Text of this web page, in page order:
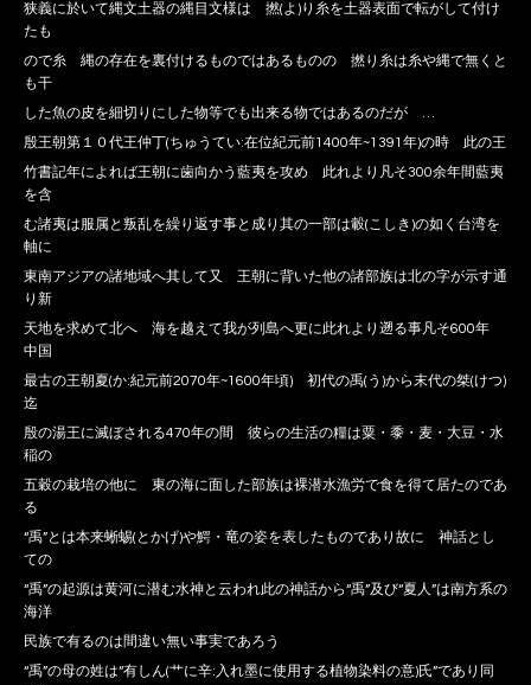
狭義に於いて縄文土器の縄目文様は 撚(よ)り糸を土器表面で転がして付け
たも
ので糸 縄の存在を裏付けるものではあるものの 撚り糸は糸や縄で無くと
も干
した魚の皮を細切りにした物等でも出来る物ではあるのだが …
殷王朝第１０代王仲丁(ちゅうてい:在位紀元前1400年~1391年)の時 此の王
竹書記年によれば王朝に歯向かう藍夷を攻め 此れより凡そ300余年間藍夷
を含
む諸夷は服属と叛乱を繰り返す事と成り其の一部は轂(こしき)の如く台湾を
軸に
東南アジアの諸地域へ其して又 王朝に背いた他の諸部族は北の字が示す通
り新
天地を求めて北へ 海を越えて我が列島へ更に此れより遡る事凡そ600年
中国
最古の王朝夏(か:紀元前2070年~1600年頃) 初代の禹(う)から末代の桀(けつ)
迄
殷の湯王に滅ぼされる470年の間 彼らの生活の糧は粟・黍・麦・大豆・水
稲の
五穀の栽培の他に 東の海に面した部族は裸潜水漁労で食を得て居たのであ
る
“禹”とは本来蜥蜴(とかげ)や鰐・竜の姿を表したものであり故に 神話とし
ての
“禹”の起源は黄河に潜む水神と云われ此の神話から“禹”及び“夏人”は南方系の
海洋
民族で有るのは間違い無い事実であろう
“禹”の母の姓は“有しん(艹に辛:入れ墨に使用する植物染料の意)氏”であり同